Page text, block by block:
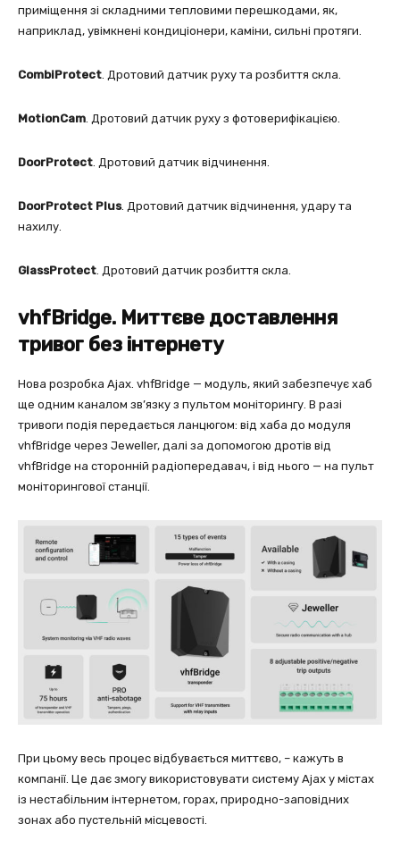
приміщення зі складними тепловими перешкодами, як,
наприклад, увімкнені кондиціонери, каміни, сильні протяги.
CombiProtect . Дротовий датчик руху та розбиття скла.
MotionCam . Дротовий датчик руху з фотоверифікацією.
DoorProtect . Дротовий датчик відчинення.
DoorProtect Plus. Дротовий датчик відчинення, удару та
нахилу.
GlassProtect . Дротовий датчик розбиття скла.
vhfBridge. Миттєве доставлення
тривог без інтернету
Нова розробка Ajax. vhfBridge — модуль, який забезпечує хаб
ще одним каналом зв’язку з пультом моніторингу. В разі
тривоги подія передається ланцюгом: від хаба до модуля
vhfBridge через Jeweller, далі за допомогою дротів від
vhfBridge на сторонній радіопередавач, і від нього — на пульт
моніторингової станції.
При цьому весь процес відбувається миттєво, – кажуть в
компанії. Це дає змогу використовувати систему Ajax у містах
із нестабільним інтернетом, горах, природно-заповідних
зонах або пустельній місцевості.